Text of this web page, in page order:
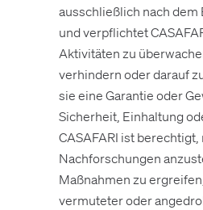
ausschließlich nach dem
und verpflichtet
Aktivitäten zu
verhindern oder darauf
sie eine Garantie oder
Sicherheit, Einhaltung
CASAFARI ist
Nachforschungen
Maßnahmen zu
vermuteter oder